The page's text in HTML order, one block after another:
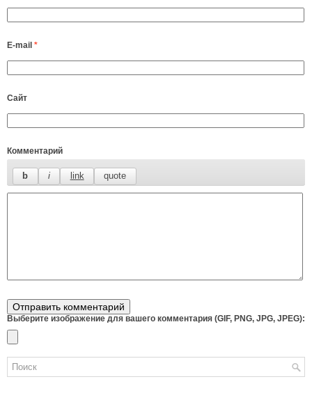
E-mail *
Сайт
Комментарий
Выберите изображение для вашего комментария (GIF, PNG, JPG, JPEG):